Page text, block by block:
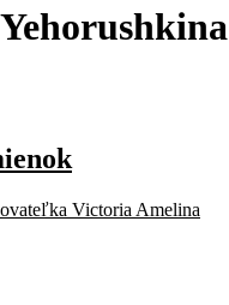
Yehorushkina
Victoria Amelina